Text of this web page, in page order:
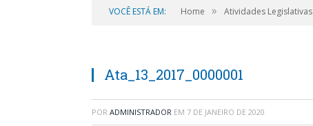
VOCÊ ESTÁ EM: Home » Atividades Legislativas
Ata_13_2017_0000001
POR ADMINISTRADOR EM 7 DE JANEIRO DE 2020